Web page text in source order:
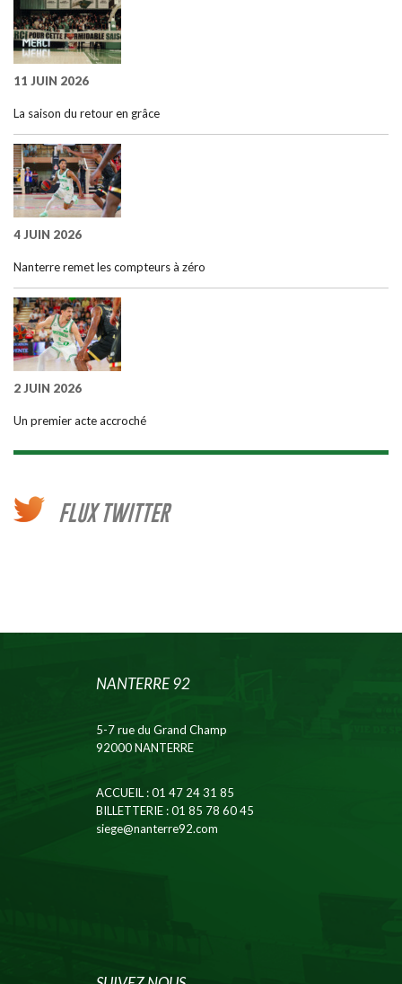
11 JUIN 2026
La saison du retour en grâce
4 JUIN 2026
Nanterre remet les compteurs à zéro
2 JUIN 2026
Un premier acte accroché
FLUX TWITTER
NANTERRE 92
5-7 rue du Grand Champ
92000 NANTERRE
ACCUEIL: 01 47 24 31 85
BILLETTERIE: 01 85 78 60 45
siege@nanterre92.com